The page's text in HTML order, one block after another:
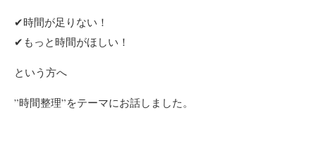
✔時間が足りない！
✔もっと時間がほしい！
という方へ
”時間整理”をテーマにお話しました。